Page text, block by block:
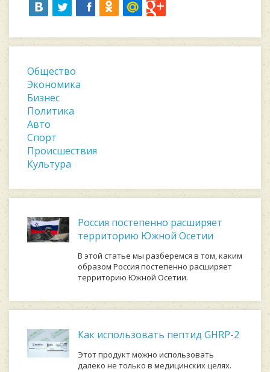
Общество
Экономика
Бизнес
Политика
Авто
Спорт
Происшествия
Культура
Россия постепенно расширяет
территорию Южной Осетии
В этой статье мы разберемся в том, каким
образом Россия постепенно расширяет
территорию Южной Осетии.
Как использовать пептид GHRP-2
Этот продукт можно использовать
далеко не только в медицинских целях.